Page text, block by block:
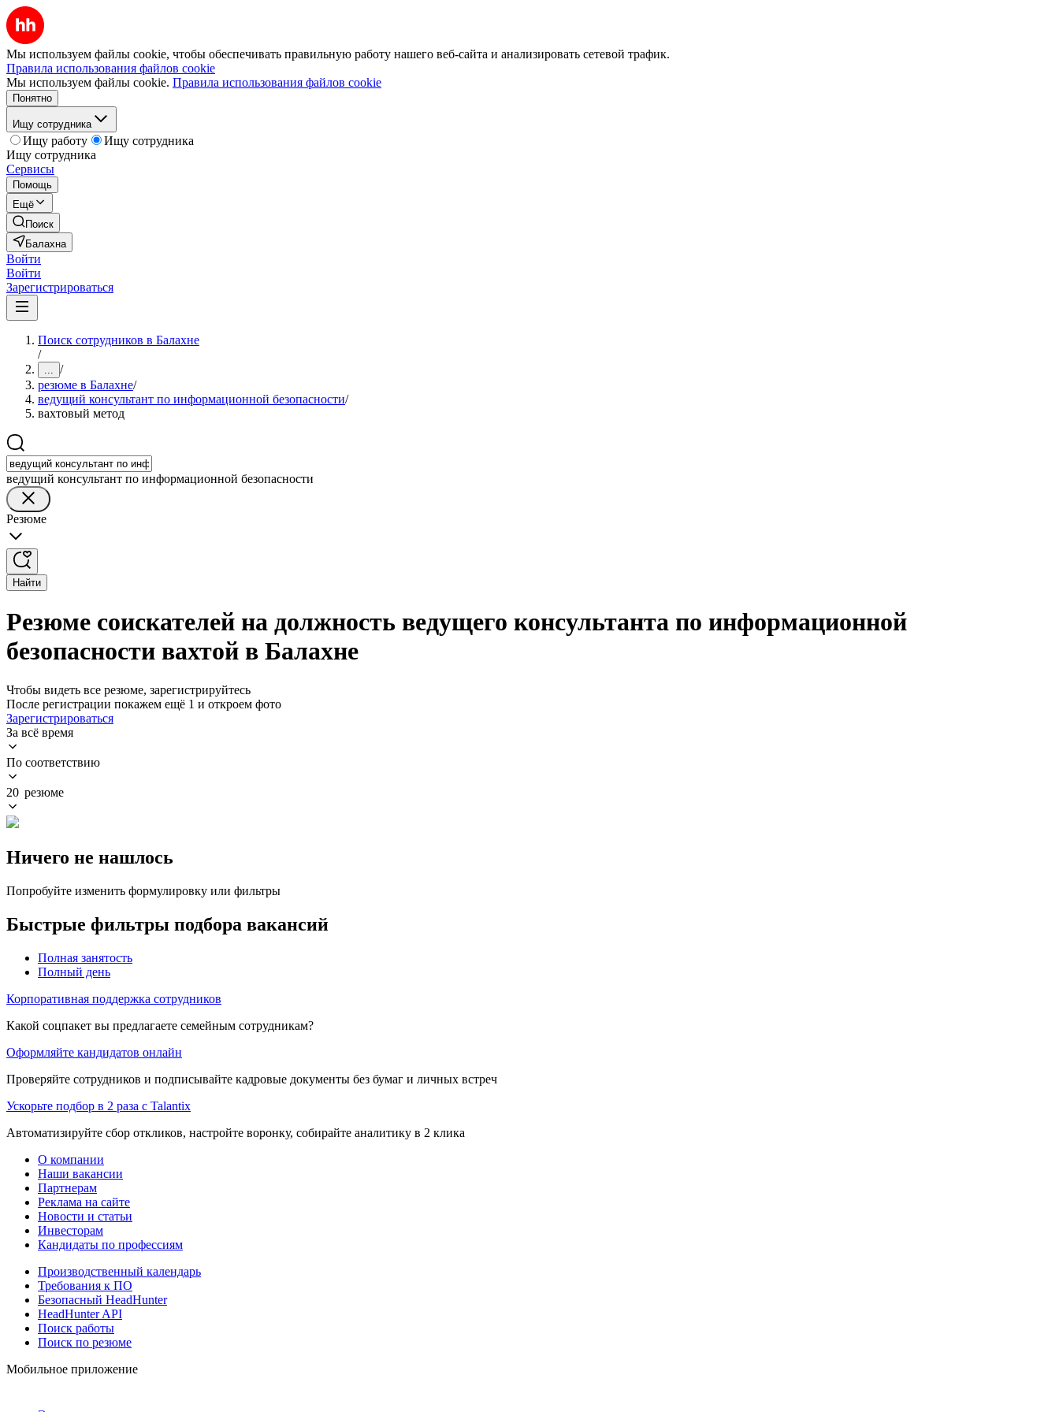
Мы используем файлы cookie, чтобы обеспечивать правильную работу нашего веб-сайта и анализировать сетевой трафик.
Правила использования файлов cookie
Мы используем файлы cookie. Правила использования файлов cookie
Понятно
Ищу сотрудника
Ищу работу
Ищу сотрудника
Ищу сотрудника
Сервисы
Помощь
Ещё
Поиск
Балахна
Войти
Войти
Зарегистрироваться
Поиск сотрудников в Балахне
/
... /
резюме в Балахне/
ведущий консультант по информационной безопасности/
вахтовый метод
ведущий консультант по информационной безопасности
Резюме
Найти
Резюме соискателей на должность ведущего консультанта по информационной
безопасности вахтой в Балахне
Чтобы видеть все резюме, зарегистрируйтесь
После регистрации покажем ещё 1 и откроем фото
Зарегистрироваться
За всё время
По соответствию
20 резюме
Ничего не нашлось
Попробуйте изменить формулировку или фильтры
Быстрые фильтры подбора вакансий
Полная занятость
Полный день
Корпоративная поддержка сотрудников
Какой соцпакет вы предлагаете семейным сотрудникам?
Оформляйте кандидатов онлайн
Проверяйте сотрудников и подписывайте кадровые документы без бумаг и личных встреч
Ускорьте подбор в 2 раза с Talantix
Автоматизируйте сбор откликов, настройте воронку, собирайте аналитику в 2 клика
О компании
Наши вакансии
Партнерам
Реклама на сайте
Новости и статьи
Инвесторам
Кандидаты по профессиям
Производственный календарь
Требования к ПО
Безопасный HeadHunter
HeadHunter API
Поиск работы
Поиск по резюме
Мобильное приложение